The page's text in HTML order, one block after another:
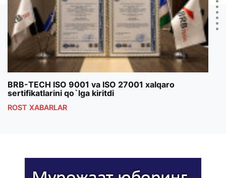
BRB-TECH ISO 9001 va ISO 27001 xalqaro
sertifikatlarini qo`lga kiritdi
ROST XABARLAR